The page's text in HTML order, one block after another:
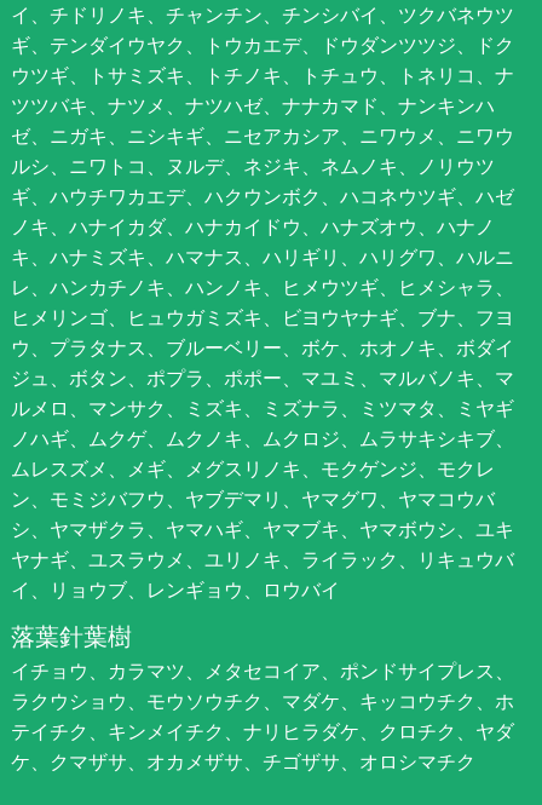
イ、チドリノキ、チャンチン、チンシバイ、ツクバネウツ
ギ、テンダイウヤク、トウカエデ、ドウダンツツジ、ドク
ウツギ、トサミズキ、トチノキ、トチュウ、トネリコ、ナ
ツツバキ、ナツメ、ナツハゼ、ナナカマド、ナンキンハ
ゼ、ニガキ、ニシキギ、ニセアカシア、ニワウメ、ニワウ
ルシ、ニワトコ、ヌルデ、ネジキ、ネムノキ、ノリウツ
ギ、ハウチワカエデ、ハクウンボク、ハコネウツギ、ハゼ
ノキ、ハナイカダ、ハナカイドウ、ハナズオウ、ハナノ
キ、ハナミズキ、ハマナス、ハリギリ、ハリグワ、ハルニ
レ、ハンカチノキ、ハンノキ、ヒメウツギ、ヒメシャラ、
ヒメリンゴ、ヒュウガミズキ、ビヨウヤナギ、ブナ、フヨ
ウ、プラタナス、ブルーベリー、ボケ、ホオノキ、ボダイ
ジュ、ボタン、ポプラ、ポポー、マユミ、マルバノキ、マ
ルメロ、マンサク、ミズキ、ミズナラ、ミツマタ、ミヤギ
ノハギ、ムクゲ、ムクノキ、ムクロジ、ムラサキシキブ、
ムレスズメ、メギ、メグスリノキ、モクゲンジ、モクレ
ン、モミジバフウ、ヤブデマリ、ヤマグワ、ヤマコウバ
シ、ヤマザクラ、ヤマハギ、ヤマブキ、ヤマボウシ、ユキ
ヤナギ、ユスラウメ、ユリノキ、ライラック、リキュウバ
イ、リョウブ、レンギョウ、ロウバイ
落葉針葉樹
イチョウ、カラマツ、メタセコイア、ポンドサイプレス、
ラクウショウ、モウソウチク、マダケ、キッコウチク、ホ
テイチク、キンメイチク、ナリヒラダケ、クロチク、ヤダ
ケ、クマザサ、オカメザサ、チゴザサ、オロシマチク